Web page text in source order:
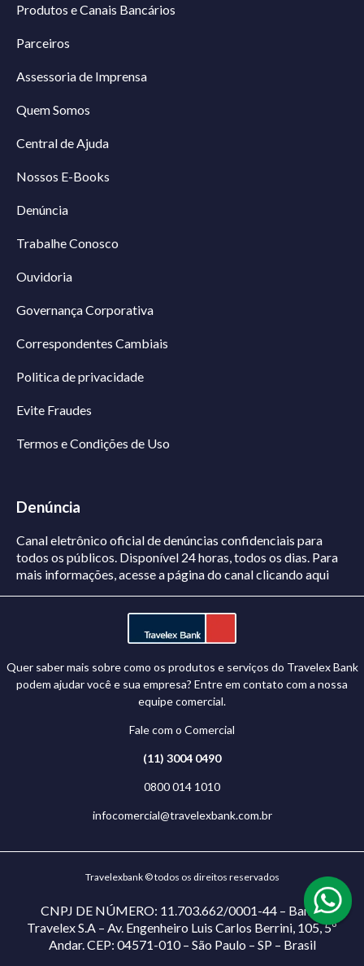
Produtos e Canais Bancários
Parceiros
Assessoria de Imprensa
Quem Somos
Central de Ajuda
Nossos E-Books
Denúncia
Trabalhe Conosco
Ouvidoria
Governança Corporativa
Correspondentes Cambiais
Politica de privacidade
Evite Fraudes
Termos e Condições de Uso
Denúncia
Canal eletrônico oficial de denúncias confidenciais para
todos os públicos. Disponível 24 horas, todos os dias. Para
mais informações, acesse a página do canalclicando aqui
Quer saber mais sobre como os produtos e serviços do Travelex Bank
podem ajudar você e sua empresa? Entre em contato com a nossa
equipe comercial.
Fale com o Comercial
(11) 3004 0490
0800 014 1010
infocomercial@travelexbank.com.br
Travelexbank © todos os direitos reservados
CNPJ DE NÚMERO: 11.703.662/0001-44 – Banco
Travelex S.A – Av. Engenheiro Luis Carlos Berrini, 105, 5º
Andar. CEP: 04571-010 – São Paulo – SP – Brasil